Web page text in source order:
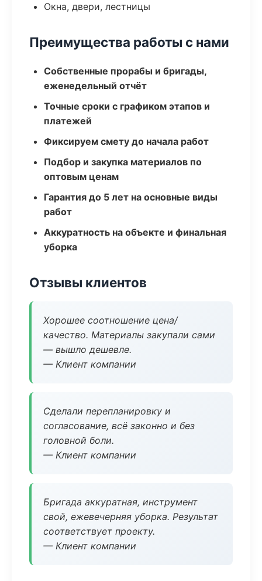
Окна, двери, лестницы
Преимущества работы с нами
Собственные прорабы и бригады,
еженедельный отчёт
Точные сроки с графиком этапов и
платежей
Фиксируем смету до начала работ
Подбор и закупка материалов по
оптовым ценам
Гарантия до 5 лет на основные виды
работ
Аккуратность на объекте и финальная
уборка
Отзывы клиентов
Хорошее соотношение цена/
качество. Материалы закупали сами
— вышло дешевле.
— Клиент компании
Сделали перепланировку и
согласование, всё законно и без
головной боли.
— Клиент компании
Бригада аккуратная, инструмент
свой, ежевечерняя уборка. Результат
соответствует проекту.
— Клиент компании